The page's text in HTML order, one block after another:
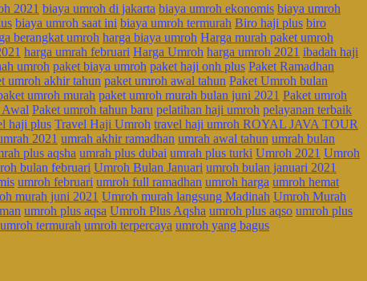
2021 biaya umroh di jakarta biaya umroh ekonomis biaya umroh
biaya umroh saat ini biaya umroh termurah Biro haji plus biro
berangkat umroh harga biaya umroh Harga murah paket umroh
harga umrah februari Harga Umroh harga umroh 2021 ibadah haji
umroh paket biaya umroh paket haji onh plus Paket Ramadhan
umroh akhir tahun paket umroh awal tahun Paket Umroh bulan
umroh murah paket umroh murah bulan juni 2021 Paket umroh
Awal Paket umroh tahun baru pelatihan haji umroh pelayanan terbaik
haji plus Travel Haji Umroh travel haji umroh ROYAL JAVA TOUR
2021 umrah akhir ramadhan umrah awal tahun umrah bulan
plus aqsha umrah plus dubai umrah plus turki Umroh 2021 Umroh
bulan februari Umroh Bulan Januari umroh bulan januari 2021
umroh februari umroh full ramadhan umroh harga umroh hemat
murah juni 2021 Umroh murah langsung Madinah Umroh Murah
umroh plus aqsa Umroh Plus Aqsha umroh plus aqso umroh plus
umroh termurah umroh terpercaya umroh yang bagus